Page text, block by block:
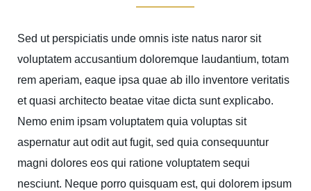
Sed ut perspiciatis unde omnis iste natus naror sit
voluptatem accusantium doloremque laudantium, totam
rem aperiam, eaque ipsa quae ab illo inventore veritatis
et quasi architecto beatae vitae dicta sunt explicabo.
Nemo enim ipsam voluptatem quia voluptas sit
aspernatur aut odit aut fugit, sed quia consequuntur
magni dolores eos qui ratione voluptatem sequi
nesciunt. Neque porro quisquam est, qui dolorem ipsum